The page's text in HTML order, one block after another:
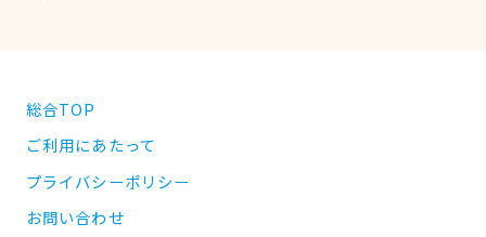
総合TOP
ご利用にあたって
プライバシーポリシー
お問い合わせ